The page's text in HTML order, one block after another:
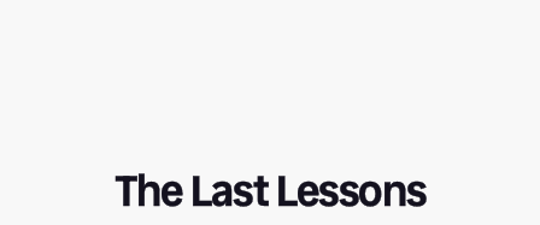
The Last Lessons